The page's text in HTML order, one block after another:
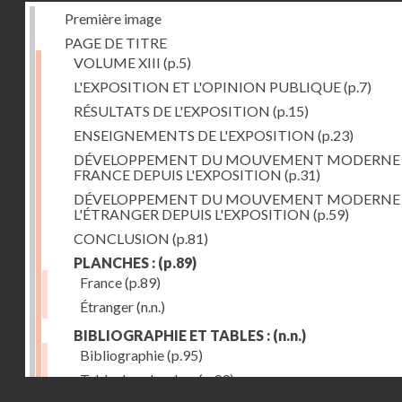
Première image
PAGE DE TITRE
VOLUME XIII (p.5)
L'EXPOSITION ET L'OPINION PUBLIQUE(p.7)
RÉSULTATS DE L'EXPOSITION (p.15)
ENSEIGNEMENTS DE L'EXPOSITION (p.23)
DÉVELOPPEMENT DU MOUVEMENT
FRANCE DEPUIS L'EXPOSITION (p.31)
DÉVELOPPEMENT DU MOUVEMENT
L'ÉTRANGER DEPUIS L'EXPOSITION (p.59)
CONCLUSION (p.81)
PLANCHES : (p.89)
France(p.89)
Étranger(n.n.)
BIBLIOGRAPHIE ET TABLES : (n.n.)
Bibliographie(p.95)
Table des planches(p.99)